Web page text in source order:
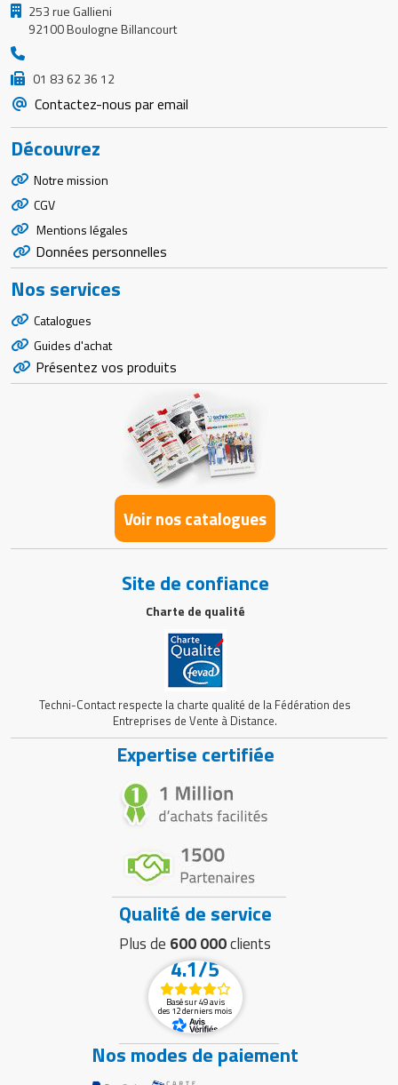
253 rue Gallieni
92100 Boulogne Billancourt
01 83 62 36 12
Contactez-nous par email
Découvrez
Notre mission
CGV
Mentions légales
Données personnelles
Nos services
Catalogues
Guides d'achat
Présentez vos produits
Voir nos catalogues
Site de confiance
Charte de qualité
Techni-Contact respecte la charte qualité de la Fédération des
Entreprises de Vente à Distance.
Expertise certifiée
Qualité de service
Plus de 600 000clients
4.1/5
Basé sur 49 avis
des 12 derniers mois
Nos modes de paiement